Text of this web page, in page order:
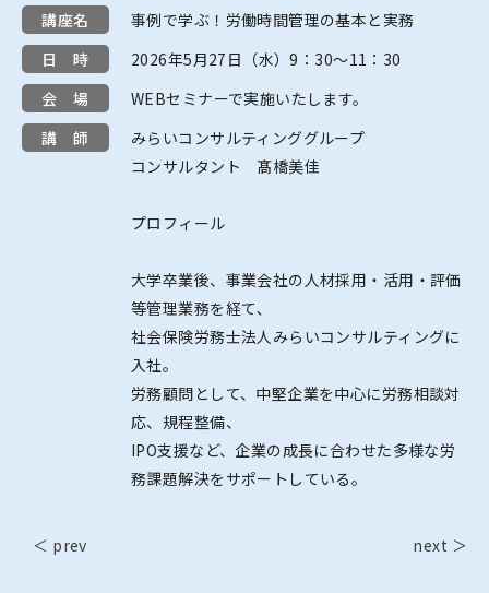
講座名
事例で学ぶ！労働時間管理の基本と実務
日 時
2026年5月27日（水）9：30～11：30
会 場
WEBセミナーで実施いたします。
講 師
みらいコンサルティンググループ
コンサルタント 髙橋美佳
プロフィール
大学卒業後、事業会社の人材採用・活用・評価
等管理業務を経て､
社会保険労務士法人みらいコンサルティングに
入社。
労務顧問として、中堅企業を中心に労務相談対
応、規程整備、
IPO支援など、企業の成長に合わせた多様な労
務課題解決をサポートしている。
＜ prev next ＞